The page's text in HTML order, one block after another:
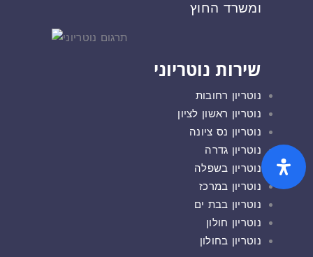
ומשרד החוץ
שירות נוטריוני
נוטריון רחובות
נוטריון ראשון לציון
נוטריון נס ציונה
נוטריון גדרה
נוטריון בשפלה
נוטריון במרכז
נוטריון בבת ים
נוטריון חולון
נוטריון בחולון